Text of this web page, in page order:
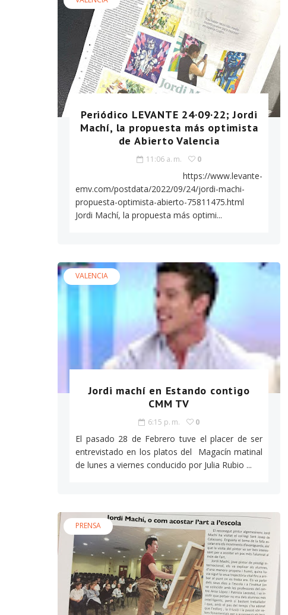
Periódico LEVANTE 24·09·22; Jordi
Machí, la propuesta más optimista
de Abierto Valencia
11:06 a. m. 0
https://www.levante-
emv.com/postdata/2022/09/24/jordi-machi-
propuesta-optimista-abierto-75811475.html
Jordi Machí, la propuesta más optimi...
VALENCIA
Jordi machí en Estando contigo
CMM TV
6:15 p. m. 0
El pasado 28 de Febrero tuve el placer de ser
entrevistado en los platos del Magacín matinal
de lunes a viernes conducido por Julia Rubio ...
PRENSA